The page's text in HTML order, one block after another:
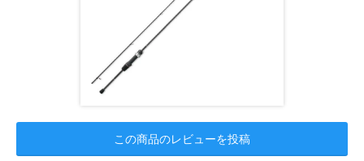
この商品のレビューを投稿